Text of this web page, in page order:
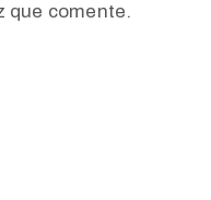
que comente.